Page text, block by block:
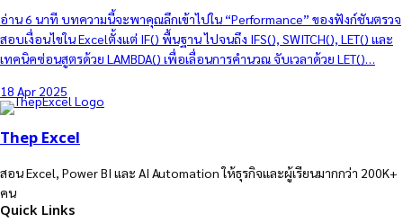
อ่าน 6 นาที บทความนี้จะพาคุณลึกเข้าไปใน “Performance” ของฟังก์ชันตรวจ
สอบเงื่อนไขใน Excelตั้งแต่ IF() พื้นฐาน ไปจนถึง IFS(), SWITCH(), LET() และ
เทคนิคซ่อนสูตรด้วย LAMBDA() เพื่อเลื่อนการคำนวณ จับเวลาด้วย LET()…
18 Apr 2025
Thep Excel
สอน Excel, Power BI และ AI Automation ให้ธุรกิจและผู้เรียนมากกว่า 200K+
คน
Quick Links